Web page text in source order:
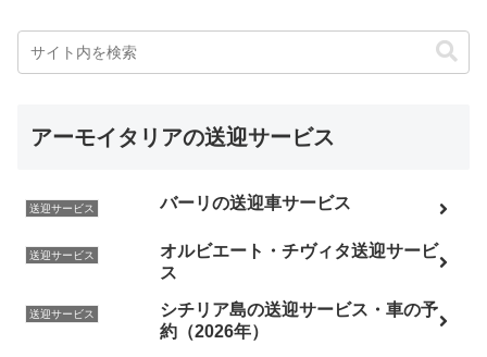
アーモイタリアの送迎サービス
送迎サービス バーリの送迎車サービス
送迎サービス
オルビエート・チヴィタ送迎サービ
ス
送迎サービス
シチリア島の送迎サービス・車の予
約（2026年）